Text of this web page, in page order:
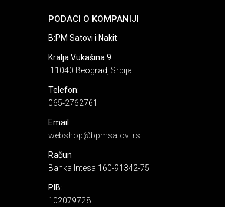
PODACI O KOMPANIJI
B:PM Satovi i Nakit
Kralja Vukašina 9
11040 Beograd, Srbija
Telefon:
065-2762761
Email:
webshop@bpmsatovi.rs
Račun
Banka Intesa 160-91342-75
PIB:
102079728